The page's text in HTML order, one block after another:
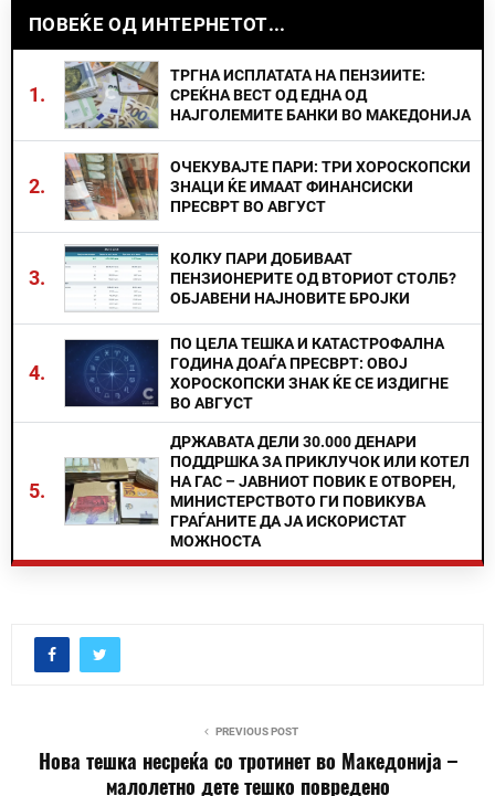
ПОВЕЌЕ ОД ИНТЕРНЕТОТ...
1.
ТРГНА ИСПЛАТАТА НА ПЕНЗИИТЕ:
СРЕЌНА ВЕСТ ОД ЕДНА ОД
НАЈГОЛЕМИТЕ БАНКИ ВО МАКЕДОНИЈА
2.
ОЧЕКУВАЈТЕ ПАРИ: ТРИ ХОРОСКОПСКИ
ЗНАЦИ ЌЕ ИМААТ ФИНАНСИСКИ
ПРЕСВРТ ВО АВГУСТ
3.
КОЛКУ ПАРИ ДОБИВААТ
ПЕНЗИОНЕРИТЕ ОД ВТОРИОТ СТОЛБ?
ОБЈАВЕНИ НАЈНОВИТЕ БРОЈКИ
4.
ПО ЦЕЛА ТЕШКА И КАТАСТРОФАЛНА
ГОДИНА ДОАЃА ПРЕСВРТ: ОВОЈ
ХОРОСКОПСКИ ЗНАК ЌЕ СЕ ИЗДИГНЕ
ВО АВГУСТ
5.
ДРЖАВАТА ДЕЛИ 30.000 ДЕНАРИ
ПОДДРШКА ЗА ПРИКЛУЧОК ИЛИ КОТЕЛ
НА ГАС – ЈАВНИОТ ПОВИК Е ОТВОРЕН,
МИНИСТЕРСТВОТО ГИ ПОВИКУВА
ГРАЃАНИТЕ ДА ЈА ИСКОРИСТАТ
МОЖНОСТА
PREVIOUS POST
Нова тешка несреќа со тротинет во Македонија –
малолетно дете тешко повредено